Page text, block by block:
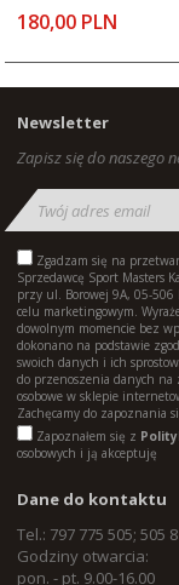
180,00 PLN
Newsletter
Zapisz się do naszego
Zgadzam się na
Sprzedawcę Sport Masters
przy ul. Borowej 9A, 05-
celu marketingowym.
dowolnym momencie bez
dokonano na podstawie
swoich danych i ich
do przenoszenia danych na
osobowe w sklepie
Zachęcamy do zapoznania
Zapoznałem się z
osobowych i ją akceptuję
Dane do kontaktu
Tel.: 797 775 505; 505
Godziny otwarcia:
pon. - pt. 9.00-16.00